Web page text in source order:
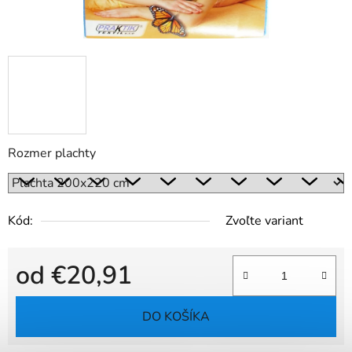
Rozmer plachty
Kód: Zvoľte variant
od €20,91
Jednotková cena:
DO KOŠÍKA